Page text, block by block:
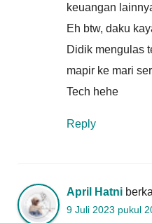
keuangan
Eh btw, daku
Didik mengulas
mapir ke mari
Tech hehe
Reply
April Hatni
9 Juli 2023 pukul